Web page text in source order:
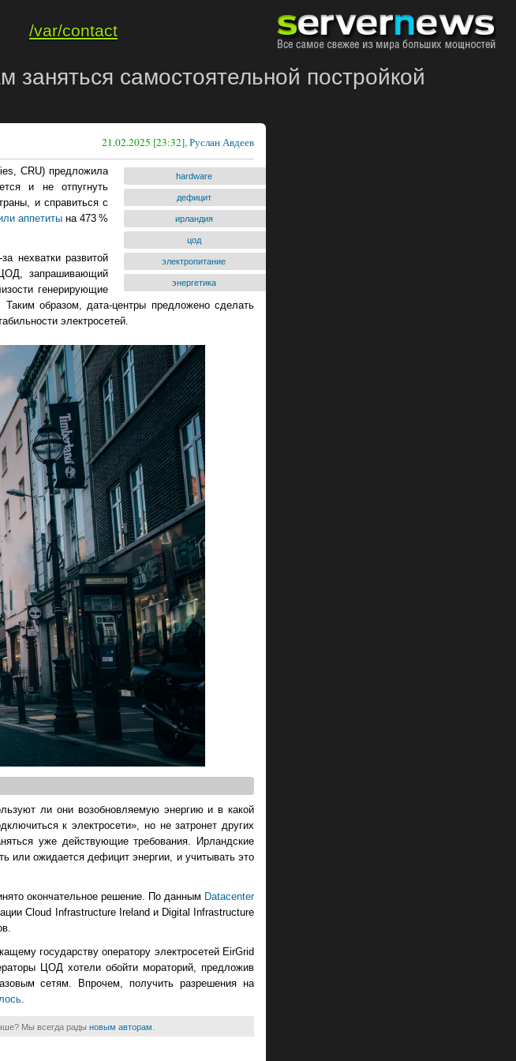
/var/contact
заняться самостоятельной постройкой
21.02.2025 [23:32],Руслан Авдеев
hardware
дефицит
ирландия
цод
электропитание
энергетика
CRU) предложила
и не отпугнуть
и справиться с
аппетитына 473 %
нехватки развитой
запрашивающий
генерирующие
образом, дата-центры предложено сделать
электросетей.
ли они возобновляемую энергию и в какой
к электросети», но не затронет других
уже действующие требования. Ирландские
или ожидается дефицит энергии, и учитывать это
окончательное решение. По данным Datacenter
Cloud Infrastructure Ireland и Digital Infrastructure
государству оператору электросетей EirGrid
ЦОД хотели обойти мораторий, предложив
сетям. Впрочем, получить разрешения на
Мы всегда рады новым авторам